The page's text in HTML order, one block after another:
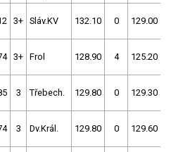
3+ Sláv.KV 132.10 0 129.00
3+ Frol 128.90 4 125.20
3 Třebech. 129.80 0 129.30
3 Dv.Král. 129.80 0 129.60